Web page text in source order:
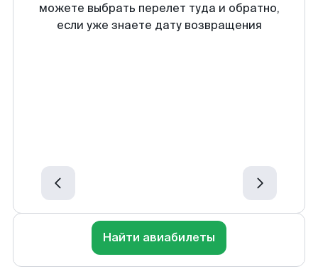
можете выбрать перелет туда и обратно,
если уже знаете дату возвращения
Найти авиабилеты